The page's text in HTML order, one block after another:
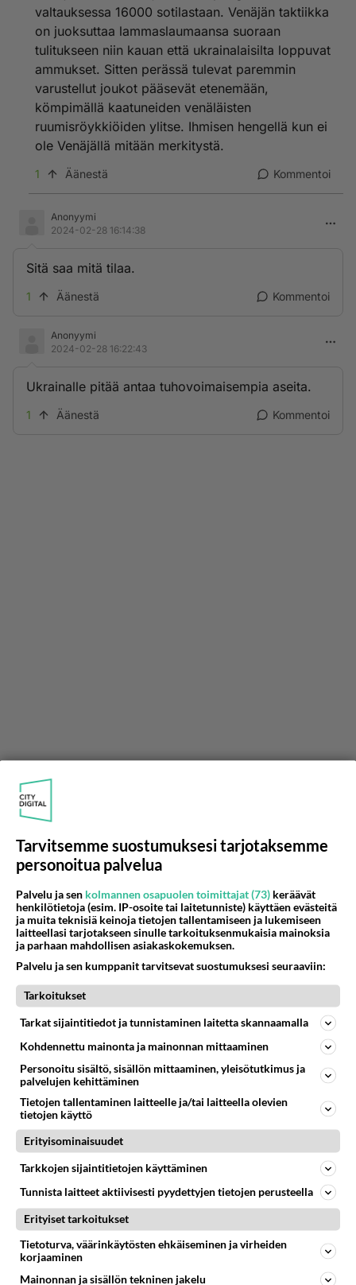
valtauksessa 16000 sotilastaan. Venäjän taktiikka
on juoksuttaa lammaslaumaansa suoraan
tulitukseen niin kauan että ukrainalaisilta loppuvat
ammukset. Sitten perässä tulevat paremmin
varustellut joukot pääsevät etenemään,
kömpimällä kaatuneiden venäläisten
ruumisröykkiöiden ylitse. Ihmisen hengellä kun ei
ole Venäjällä mitään merkitystä.
1 Äänestä Kommentoi
Anonyymi
2024-02-28 16:14:38
Sitä saa mitä tilaa.
1 Äänestä Kommentoi
Anonyymi
2024-02-28 16:22:43
Ukrainalle pitää antaa tuhovoimaisempia aseita.
1 Äänestä Kommentoi
Anonyymi
2024-02-28 16:29:33
👍👍👍👍👍
1 Äänestä Kommentoi
Anonyymi
2024-02-28 16:28:01
Siinä vaiheessa kun Pietarin ja Moskovan
kermaperseet joutuvat rintamalla, Puuttinin
valtakausi loppuu.
Kommentoi
Anonyymi
2024-02-28 16:39:46
Toivottavasti.
Tarvitsemme suostumuksesi tarjotaksemme
personoitua palvelua
Palvelu ja sen kolmannen osapuolen toimittajat (73) keräävät
henkilötietoja (esim. IP-osoite tai laitetunniste) käyttäen evästeitä
ja muita teknisiä keinoja tietojen tallentamiseen ja lukemiseen
laitteellasi tarjotakseen sinulle tarkoituksenmukaisia mainoksia
ja parhaan mahdollisen asiakaskokemuksen.
Palvelu ja sen kumppanit tarvitsevat suostumuksesi seuraaviin:
Tarkoitukset
Tarkat sijaintitiedot ja tunnistaminen laitetta skannaamalla
Kohdennettu mainonta ja mainonnan mittaaminen
Personoitu sisältö, sisällön mittaaminen, yleisötutkimus ja
palvelujen kehittäminen
Tietojen tallentaminen laitteelle ja/tai laitteella olevien
tietojen käyttö
Erityisominaisuudet
Tarkkojen sijaintitietojen käyttäminen
Tunnista laitteet aktiivisesti pyydettyjen tietojen perusteella
Erityiset tarkoitukset
Tietoturva, väärinkäytösten ehkäiseminen ja virheiden
korjaaminen
Mainonnan ja sisällön tekninen jakelu